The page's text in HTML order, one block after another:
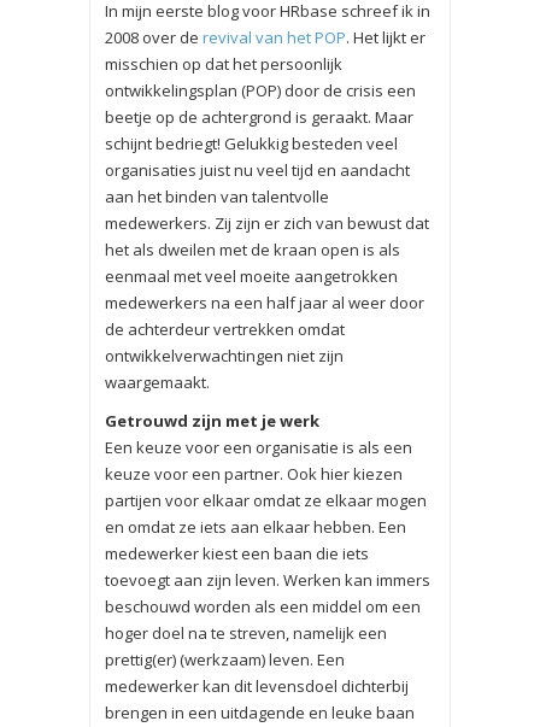
In mijn eerste blog voor HRbase schreef ik in
2008 over de revival van het POP. Het lijkt er
misschien op dat het persoonlijk
ontwikkelingsplan (POP) door de crisis een
beetje op de achtergrond is geraakt. Maar
schijnt bedriegt! Gelukkig besteden veel
organisaties juist nu veel tijd en aandacht
aan het binden van talentvolle
medewerkers. Zij zijn er zich van bewust dat
het als dweilen met de kraan open is als
eenmaal met veel moeite aangetrokken
medewerkers na een half jaar al weer door
de achterdeur vertrekken omdat
ontwikkelverwachtingen niet zijn
waargemaakt.
Getrouwd zijn met je werk
Een keuze voor een organisatie is als een
keuze voor een partner. Ook hier kiezen
partijen voor elkaar omdat ze elkaar mogen
en omdat ze iets aan elkaar hebben. Een
medewerker kiest een baan die iets
toevoegt aan zijn leven. Werken kan immers
beschouwd worden als een middel om een
hoger doel na te streven, namelijk een
prettig(er) (werkzaam) leven. Een
medewerker kan dit levensdoel dichterbij
brengen in een uitdagende en leuke baan